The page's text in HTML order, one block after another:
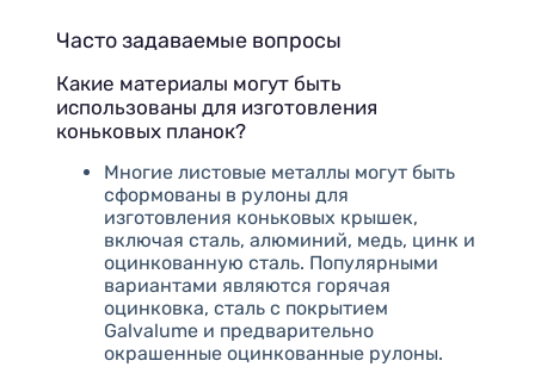
Часто задаваемые вопросы
Какие материалы могут быть
использованы для изготовления
коньковых планок?
Многие листовые металлы могут быть
сформованы в рулоны для
изготовления коньковых крышек,
включая сталь, алюминий, медь, цинк и
оцинкованную сталь. Популярными
вариантами являются горячая
оцинковка, сталь с покрытием
Galvalume и предварительно
окрашенные оцинкованные рулоны.